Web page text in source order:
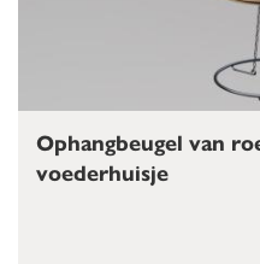
Ophangbeugel van
voederhuisje